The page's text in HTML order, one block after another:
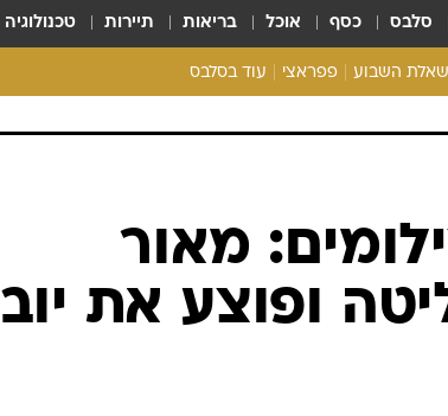
סלבס כסף אוכל בריאות תיירות טכנולוגיה
שאלת השבוע פפראצי עוד בסלבס
רכלו לנו
מאור
ופוצע את